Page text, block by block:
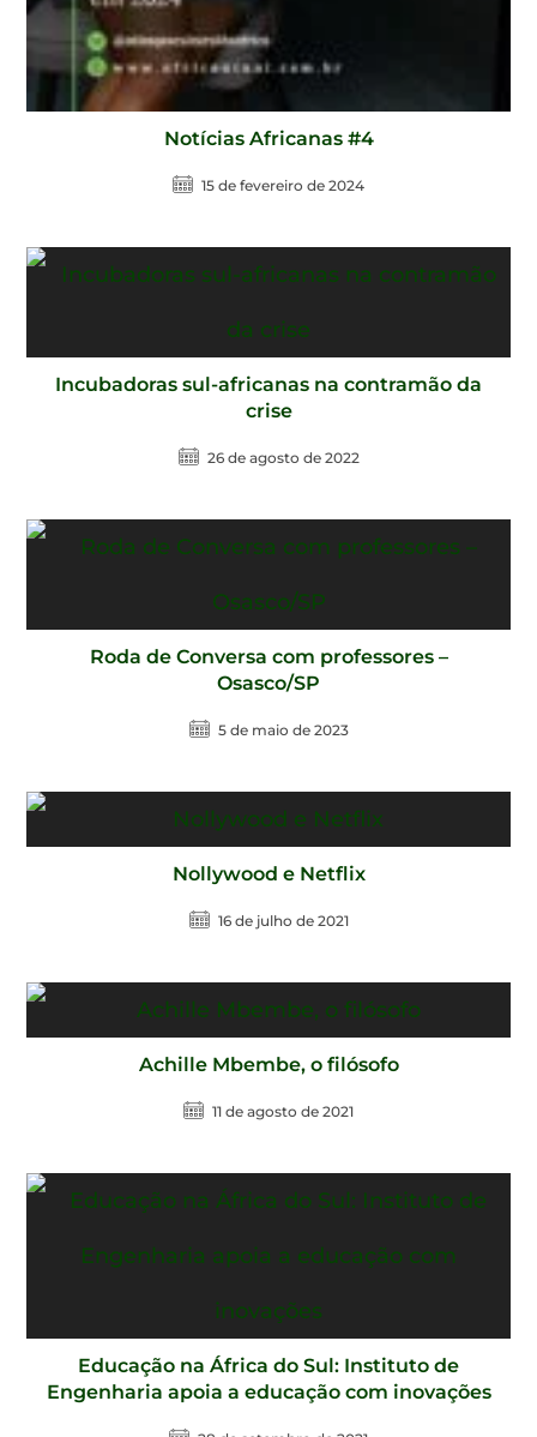
Notícias Africanas #4
15 de fevereiro de 2024
Incubadoras sul-africanas na contramão da
crise
26 de agosto de 2022
Roda de Conversa com professores –
Osasco/SP
5 de maio de 2023
Nollywood e Netflix
16 de julho de 2021
Achille Mbembe, o filósofo
11 de agosto de 2021
Educação na África do Sul: Instituto de
Engenharia apoia a educação com inovações